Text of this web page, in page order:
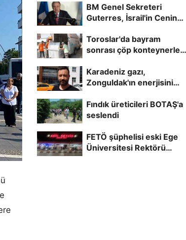
BM Genel Sekreteri
Guterres, İsrail'in Cenin
Toroslar'da bayram
sonrası çöp konteynerleri
Karadeniz gazı,
Zonguldak'ın enerjisini
Fındık üreticileri BOTAŞ'a
seslendi
FETÖ şüphelisi eski Ege
Üniversitesi Rektörü